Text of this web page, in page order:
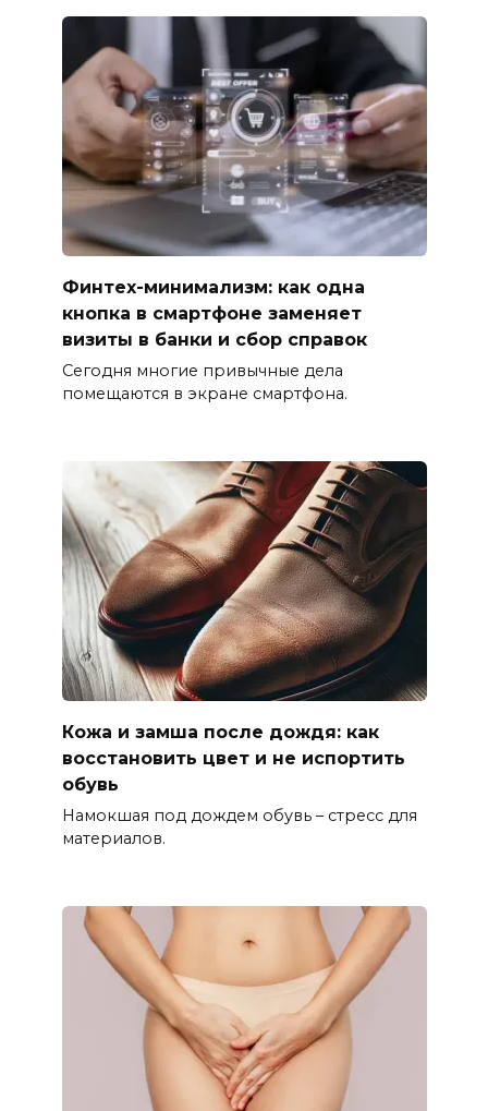
Финтех-минимализм: как одна
кнопка в смартфоне заменяет
визиты в банки и сбор справок
Сегодня многие привычные дела
помещаются в экране смартфона.
Кожа и замша после дождя: как
восстановить цвет и не испортить
обувь
Намокшая под дождем обувь – стресс для
материалов.